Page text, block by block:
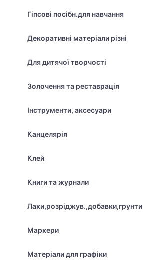
Гіпсові посібн.для навчання
Декоративні матеріали різні
Для дитячої творчості
Золочення та реставрація
Інструменти, аксесуари
Канцелярія
Клей
Книги та журнали
Лаки,розріджув.,добавки,грунти
Маркери
Матеріали для графіки